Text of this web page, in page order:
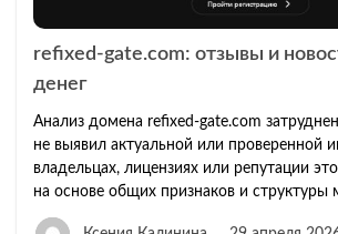
refixed-gate.com: отзывы и
денег
Анализ домена refixed-gate.com
не выявил актуальной или проверенной
владельцах, лицензиях или репутации
на основе общих признаков и структуры